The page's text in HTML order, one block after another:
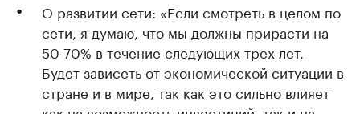
О развитии сети: «Если смотреть в целом по
сети, я думаю, что мы должны прирасти на
50-70% в течение следующих трех лет.
Будет зависеть от экономической ситуации в
стране и в мире, так как это сильно влияет